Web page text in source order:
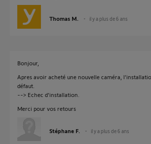
Thomas M. il y a plus de 6 ans
Bonjour,
Apres avoir acheté une nouvelle caméra,
défaut.
--> Echec d'installation.
Merci pour vos retours
Stéphane F. il y a plus de 6 ans